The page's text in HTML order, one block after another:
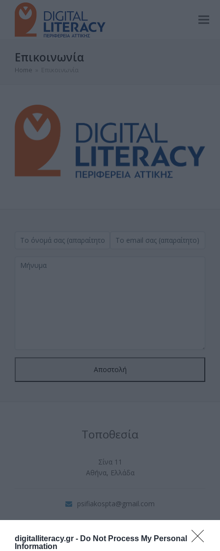
digitalliteracy.gr - Do Not Process My Personal
Information
Επικοινωνία
Home
Το
(απαραίτητο)
Το
Μήνυμα
Αποστολή
Τοποθεσία
Σίνα 11
Αθήνα, Ελλάδα
psifiakospta@gmail.com